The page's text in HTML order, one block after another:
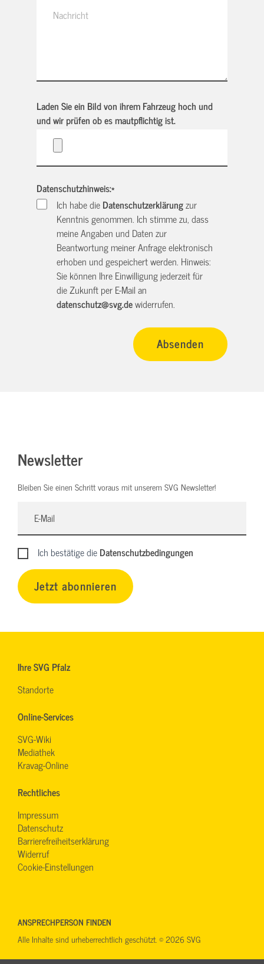
Laden Sie ein Bild von ihrem Fahrzeug hoch und
und wir prüfen ob es mautpflichtig ist.
Datenschutzhinweis:*
Ich habe dieDatenschutzerklärungzur
Kenntnis genommen. Ich stimme zu, dass
meine Angaben und Daten zur
Beantwortung meiner Anfrage elektronisch
erhoben und gespeichert werden. Hinweis:
Sie können Ihre Einwilligung jederzeit für
die Zukunft per E-Mail an
datenschutz@svg.dewiderrufen.
Newsletter
Bleiben Sie einen Schritt voraus mit unserem SVG Newsletter!
Ich bestätige dieDatenschutzbedingungen
Jetzt abonnieren
Ihre SVG Pfalz
Standorte
Online-Services
SVG-Wiki
Mediathek
Kravag-Online
Rechtliches
Impressum
Datenschutz
Barrierefreiheitserklärung
Widerruf
Cookie-Einstellungen
ANSPRECHPERSON FINDEN
Alle Inhalte sind urheberrechtlich geschützt. © 2026 SVG